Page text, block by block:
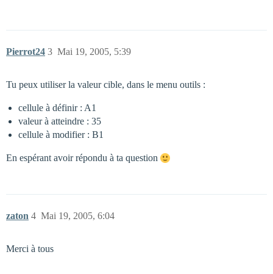
Pierrot24 Mai 19, 2005, 5:39
3
Tu peux utiliser la valeur cible, dans le menu outils :
cellule à définir : A1
valeur à atteindre : 35
cellule à modifier : B1
En espérant avoir répondu à ta question
zaton Mai 19, 2005, 6:04
4
Merci à tous